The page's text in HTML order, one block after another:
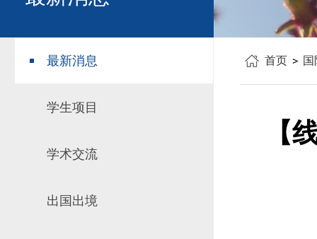
工会之声
人事培训
博士后管理
学籍管理
教学与教务
毕业论文
科研训练
对外交流
最新消息
学生项目
学术交流
出国出境
首页
【